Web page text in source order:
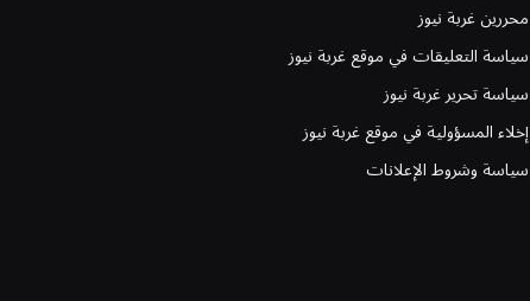
محررين غربة نيوز
سياسة التعليقات في موقع غربة نيوز
سياسة تحرير غربة نيوز
إخلاء المسؤولية في موقع غربة نيوز
سياسة وشروط الإعلانات